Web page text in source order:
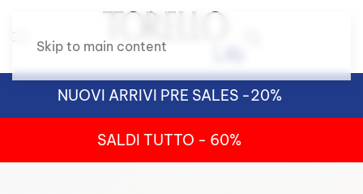
Skip to main content
NUOVI ARRIVI PRE SALES -20%
SALDI TUTTO - 60%